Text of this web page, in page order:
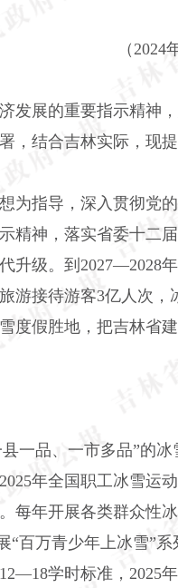
（2024
展的重要指示精神，
，结合吉林实际，现提
指导，深入贯彻党
精神，落实省委十二
升级。到2027—2028
游接待游客3亿人次
度假胜地，把吉林省
品、一市多品”的冰
年全国职工冰雪运
每年开展各类群众性冰
万青少年上冰雪”系
学时标准，2025